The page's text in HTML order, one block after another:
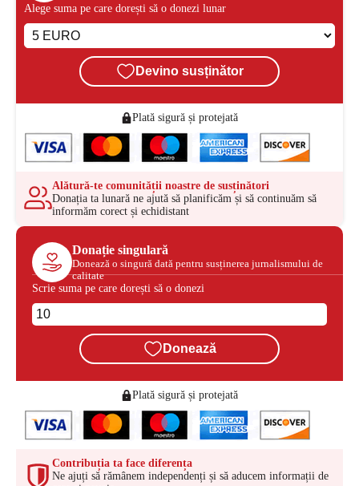
Alege suma pe care dorești să o donezi lunar
Devino susținător
Plată sigură și protejată
Alătură-te comunității noastre de susținători
Donația ta lunară ne ajută să planificăm și să continuăm să
informăm corect și echidistant
Donație singulară
Donează o singură dată pentru susținerea jurnalismului de
calitate
Scrie suma pe care dorești să o donezi
Donează
Plată sigură și protejată
Contribuția ta face diferența
Ne ajuți să rămânem independenți și să aducem informații de